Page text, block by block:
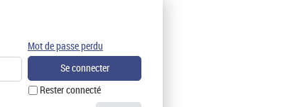
Rester connecté
Mot de passe perdu